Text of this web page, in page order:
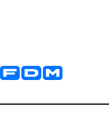
Yderligere information og